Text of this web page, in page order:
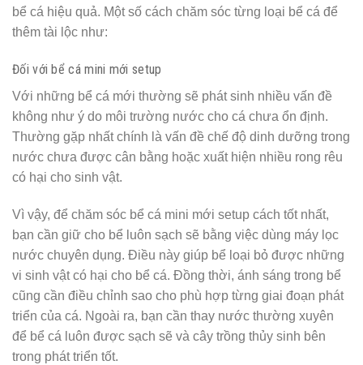
bể cá hiệu quả. Một số cách chăm sóc từng loại bể cá để
thêm tài lộc như:
Đối với bể cá mini mới setup
Với những bể cá mới thường sẽ phát sinh nhiều vấn đề
không như ý do môi trường nước cho cá chưa ổn định.
Thường gặp nhất chính là vấn đề chế độ dinh dưỡng trong
nước chưa được cân bằng hoặc xuất hiện nhiều rong rêu
có hại cho sinh vật.
Vì vậy, để chăm sóc bể cá mini mới setup cách tốt nhất,
bạn cần giữ cho bể luôn sạch sẽ bằng việc dùng máy lọc
nước chuyên dụng. Điều này giúp bể loại bỏ được những
vi sinh vật có hại cho bể cá. Đồng thời, ánh sáng trong bể
cũng cần điều chỉnh sao cho phù hợp từng giai đoạn phát
triển của cá. Ngoài ra, bạn cần thay nước thường xuyên
để bể cá luôn được sạch sẽ và cây trồng thủy sinh bên
trong phát triển tốt.